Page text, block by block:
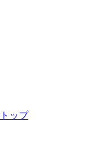
トップ